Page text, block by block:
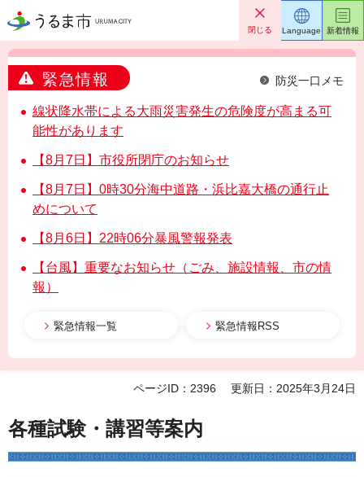
うるま市 閉じる
緊急情報 防災一口メモ
線状降水帯による大雨災害発生の危険度が高まる可
能性があります
【8月7日】市役所閉庁のお知らせ
【8月7日】0時30分海中道路・浜比嘉大橋の通行止
めについて
【8月6日】22時06分暴風警報発表
【台風】重要なお知らせ（ごみ、施設情報、市の情
報）
緊急情報一覧 緊急情報RSS
Language 新着情報
ページID：2396 更新日：2025年3月24日
各種試験・講習等案内